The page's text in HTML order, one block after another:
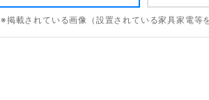
※掲載されている画像（設置されている家具家電等